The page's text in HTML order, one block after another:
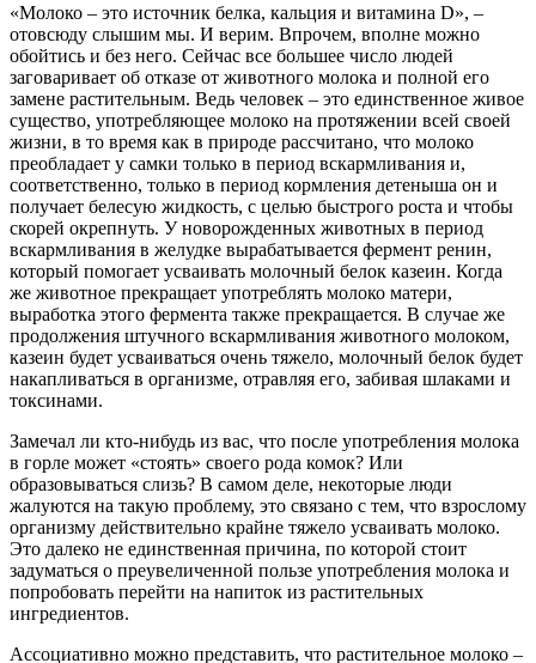
«Молоко – это источник белка, кальция и витамина D», –
отовсюду слышим мы. И верим. Впрочем, вполне можно
обойтись и без него. Сейчас все большее число людей
заговаривает об отказе от животного молока и полной его
замене растительным. Ведь человек – это единственное живое
существо, употребляющее молоко на протяжении всей своей
жизни, в то время как в природе рассчитано, что молоко
преобладает у самки только в период вскармливания и,
соответственно, только в период кормления детеныша он и
получает белесую жидкость, с целью быстрого роста и чтобы
скорей окрепнуть. У новорожденных животных в период
вскармливания в желудке вырабатывается фермент ренин,
который помогает усваивать молочный белок казеин. Когда
же животное прекращает употреблять молоко матери,
выработка этого фермента также прекращается. В случае же
продолжения штучного вскармливания животного молоком,
казеин будет усваиваться очень тяжело, молочный белок будет
накапливаться в организме, отравляя его, забивая шлаками и
токсинами.
Замечал ли кто-нибудь из вас, что после употребления молока
в горле может «стоять» своего рода комок? Или
образовываться слизь? В самом деле, некоторые люди
жалуются на такую проблему, это связано с тем, что взрослому
организму действительно крайне тяжело усваивать молоко.
Это далеко не единственная причина, по которой стоит
задуматься о преувеличенной пользе употребления молока и
попробовать перейти на напиток из растительных
ингредиентов.
Ассоциативно можно представить, что растительное молоко –